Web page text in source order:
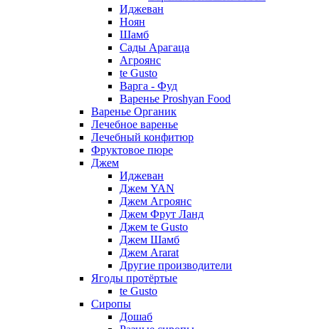
Иджеван
Ноян
Шамб
Сады Арагаца
Агроянс
te Gusto
Варга - Фуд
Варенье Proshyan Food
Варенье Органик
Лечебное варенье
Лечебный конфитюр
Фруктовое пюре
Джем
Иджеван
Джем YAN
Джем Агроянс
Джем Фрут Ланд
Джем te Gusto
Джем Шамб
Джем Ararat
Другие производители
Ягоды протёртые
te Gusto
Сиропы
Дошаб